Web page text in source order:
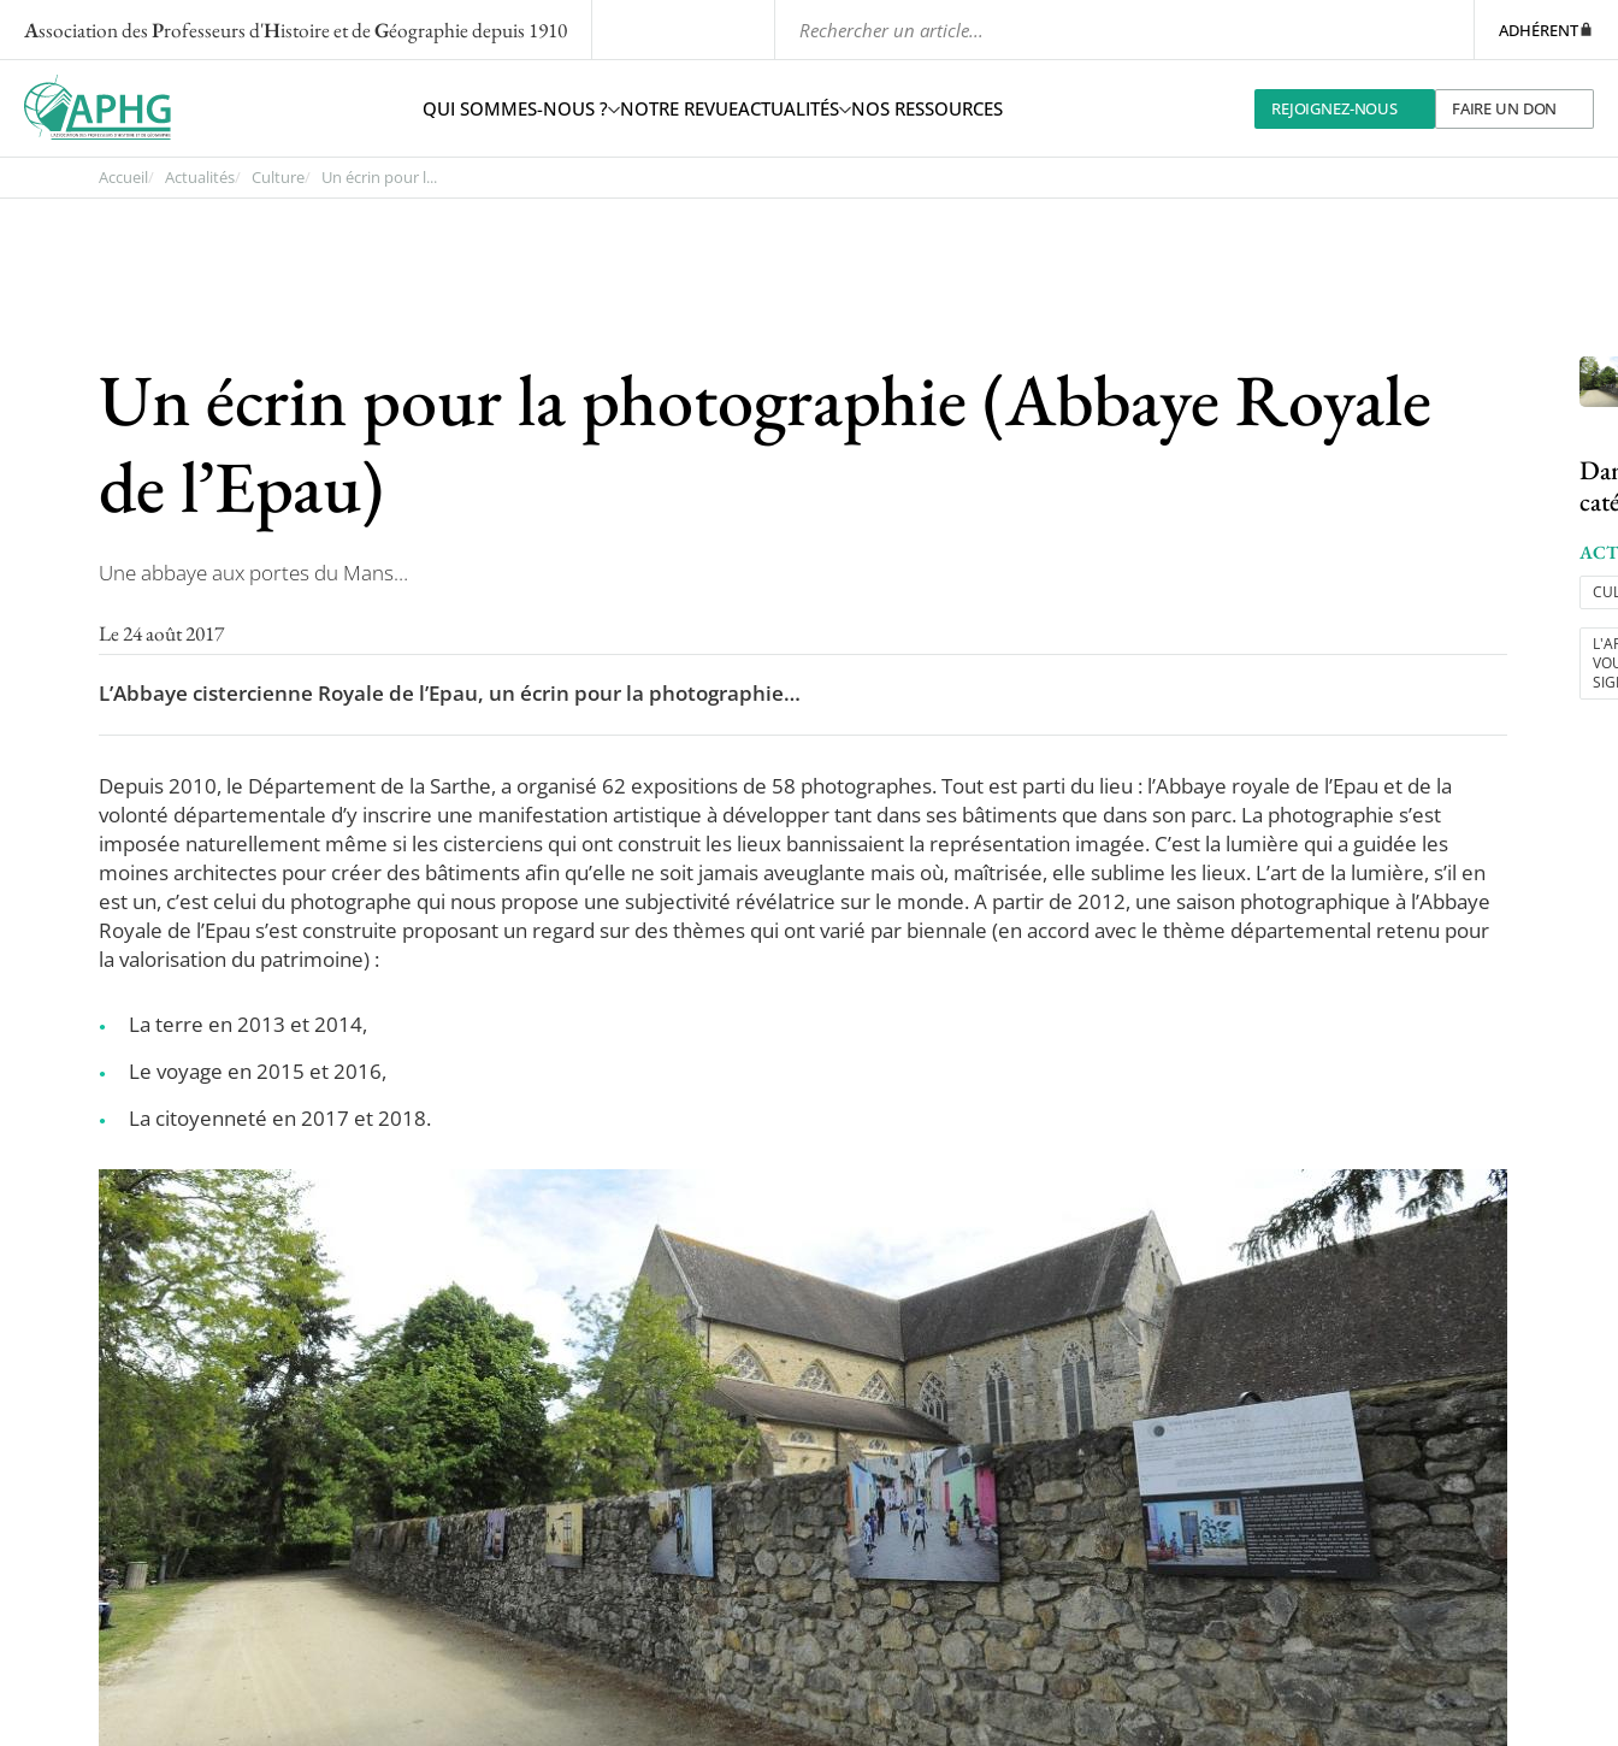
Association desProfesseurs d'Histoire et deGéographiedepuis 1910 ADHÉRENT
QUI SOMMES-NOUS ? NOTRE REVUEACTUALITÉS NOS RESSOURCES REJOIGNEZ-NOUS FAIRE UN DON
Accueil Actualités Culture Un écrin pour l...
Un écrin pour la photographie (Abbaye Royale
de l’Epau)
Une abbaye aux portes du Mans…
Le 24 août 2017
L’Abbaye cistercienne Royale de l’Epau, un écrin pour la photographie…
Depuis 2010, le Département de la Sarthe, a organisé 62 expositions de 58 photographes. Tout est parti du lieu : l’Abbaye royale de l’Epau et de la
volonté départementale d’y inscrire une manifestation artistique à développer tant dans ses bâtiments que dans son parc. La photographie s’est
imposée naturellement même si les cisterciens qui ont construit les lieux bannissaient la représentation imagée. C’est la lumière qui a guidée les
moines architectes pour créer des bâtiments afin qu’elle ne soit jamais aveuglante mais où, maîtrisée, elle sublime les lieux. L’art de la lumière, s’il en
est un, c’est celui du photographe qui nous propose une subjectivité révélatrice sur le monde. A partir de 2012, une saison photographique à l’Abbaye
Royale de l’Epau s’est construite proposant un regard sur des thèmes qui ont varié par biennale (en accord avec le thème départemental retenu pour
la valorisation du patrimoine) :
La terre en 2013 et 2014,
Le voyage en 2015 et 2016,
La citoyenneté en 2017 et 2018.